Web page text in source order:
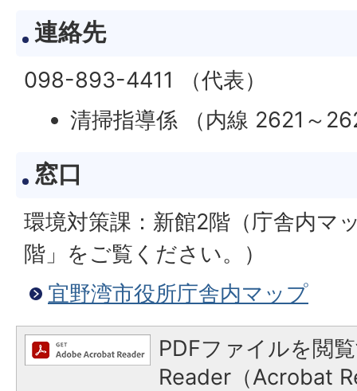
連絡先
098-893-4411 （代表）
清掃指導係 （内線 2621～
窓口
環境対策課：新館2階（庁舎内マ
階」をご覧ください。）
宜野湾市役所庁舎内マップ
PDFファイルを閲
Reader（Acrobat